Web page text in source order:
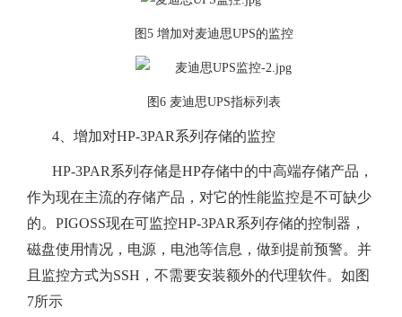
图5 增加对麦迪思UPS的监控
图6 麦迪思UPS指标列表
4、增加对HP-3PAR系列存储的监控
HP-3PAR系列存储是HP存储中的中高端存储产品，
作为现在主流的存储产品，对它的性能监控是不可缺少
的。PIGOSS现在可监控HP-3PAR系列存储的控制器，
磁盘使用情况，电源，电池等信息，做到提前预警。并
且监控方式为SSH，不需要安装额外的代理软件。如图
7所示